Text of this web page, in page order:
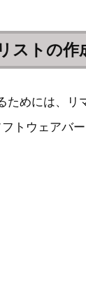
ストの作
めには、リ
トウェアバ